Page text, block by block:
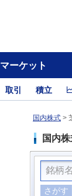
マーケット
取引 積立
国内株式 >
国内
さがす